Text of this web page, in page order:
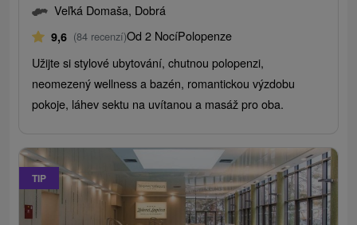
Veľká Domaša, Dobrá
9,6 (84 recenzí)Od 2 NocíPolopenze
Užijte si stylové ubytování, chutnou polopenzi,
neomezený wellness a bazén, romantickou výzdobu
pokoje, láhev sektu na uvítanou a masáž pro oba.
TIP